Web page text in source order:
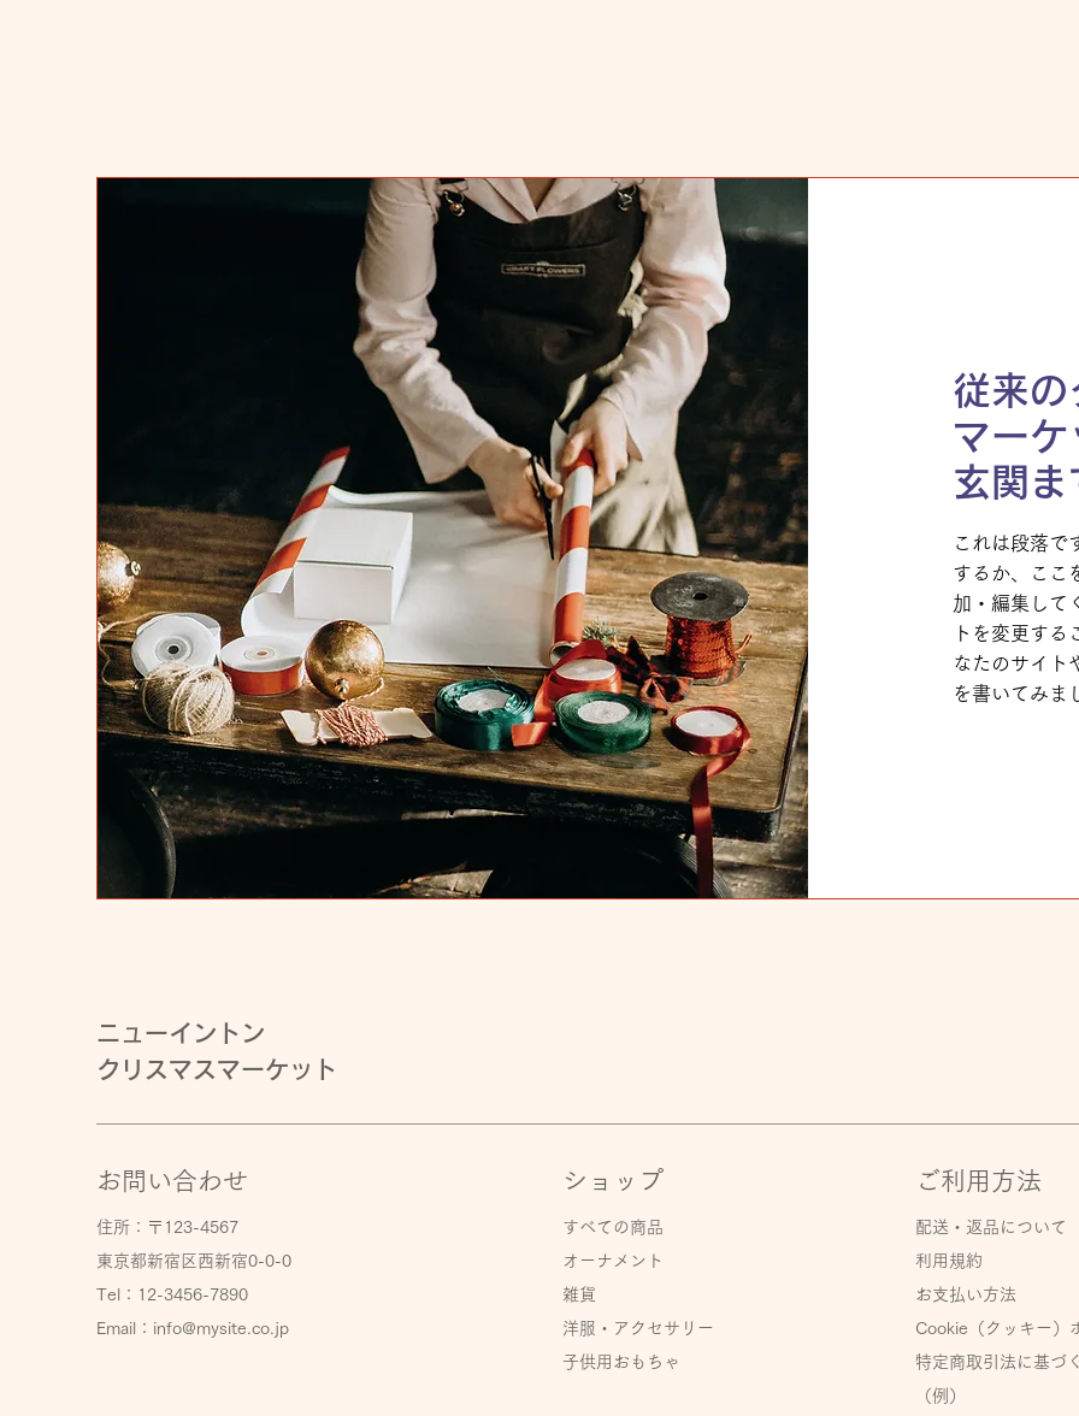
従来の
マーケ
玄関ま
これは段落で
するか、ここ
加・編集して
トを変更す
なたのサイト
を書いてみま
ニューイントン
クリスマスマーケット
お問い合わせ
住所：〒123-4567
東京都新宿区西新宿0-0-0
Tel：12-3456-7890
Email： info@mysite.co.jp
ショップ
すべての商品
オーナメント
雑貨
洋服・アクセサリー
子供用おもちゃ
ご利用方法
配送・返品について
利用規約
お支払い方法
Cookie（クッキー）
特定商取引法に基づ
（例）